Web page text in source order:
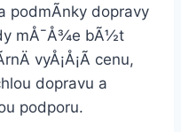
podmÃ­nky dopravy
mÅ¯Å¾e bÃ½t
vyÅ¡Å¡Ã­ cenu,
dopravu a
podporu.